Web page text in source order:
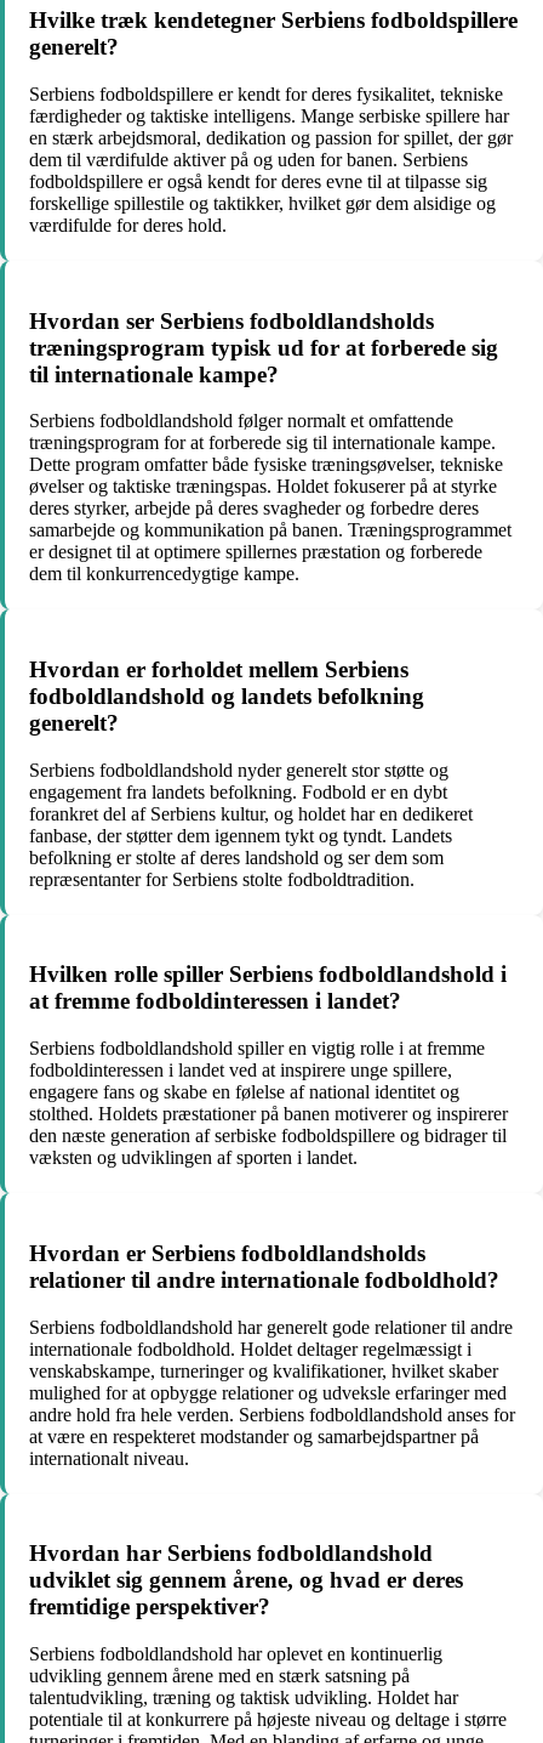
Hvilke træk kendetegner Serbiens fodboldspillere
generelt?
Serbiens fodboldspillere er kendt for deres fysikalitet, tekniske
færdigheder og taktiske intelligens. Mange serbiske spillere har
en stærk arbejdsmoral, dedikation og passion for spillet, der gør
dem til værdifulde aktiver på og uden for banen. Serbiens
fodboldspillere er også kendt for deres evne til at tilpasse sig
forskellige spillestile og taktikker, hvilket gør dem alsidige og
værdifulde for deres hold.
Hvordan ser Serbiens fodboldlandsholds
træningsprogram typisk ud for at forberede sig
til internationale kampe?
Serbiens fodboldlandshold følger normalt et omfattende
træningsprogram for at forberede sig til internationale kampe.
Dette program omfatter både fysiske træningsøvelser, tekniske
øvelser og taktiske træningspas. Holdet fokuserer på at styrke
deres styrker, arbejde på deres svagheder og forbedre deres
samarbejde og kommunikation på banen. Træningsprogrammet
er designet til at optimere spillernes præstation og forberede
dem til konkurrencedygtige kampe.
Hvordan er forholdet mellem Serbiens
fodboldlandshold og landets befolkning
generelt?
Serbiens fodboldlandshold nyder generelt stor støtte og
engagement fra landets befolkning. Fodbold er en dybt
forankret del af Serbiens kultur, og holdet har en dedikeret
fanbase, der støtter dem igennem tykt og tyndt. Landets
befolkning er stolte af deres landshold og ser dem som
repræsentanter for Serbiens stolte fodboldtradition.
Hvilken rolle spiller Serbiens fodboldlandshold i
at fremme fodboldinteressen i landet?
Serbiens fodboldlandshold spiller en vigtig rolle i at fremme
fodboldinteressen i landet ved at inspirere unge spillere,
engagere fans og skabe en følelse af national identitet og
stolthed. Holdets præstationer på banen motiverer og inspirerer
den næste generation af serbiske fodboldspillere og bidrager til
væksten og udviklingen af sporten i landet.
Hvordan er Serbiens fodboldlandsholds
relationer til andre internationale fodboldhold?
Serbiens fodboldlandshold har generelt gode relationer til andre
internationale fodboldhold. Holdet deltager regelmæssigt i
venskabskampe, turneringer og kvalifikationer, hvilket skaber
mulighed for at opbygge relationer og udveksle erfaringer med
andre hold fra hele verden. Serbiens fodboldlandshold anses for
at være en respekteret modstander og samarbejdspartner på
internationalt niveau.
Hvordan har Serbiens fodboldlandshold
udviklet sig gennem årene, og hvad er deres
fremtidige perspektiver?
Serbiens fodboldlandshold har oplevet en kontinuerlig
udvikling gennem årene med en stærk satsning på
talentudvikling, træning og taktisk udvikling. Holdet har
potentiale til at konkurrere på højeste niveau og deltage i større